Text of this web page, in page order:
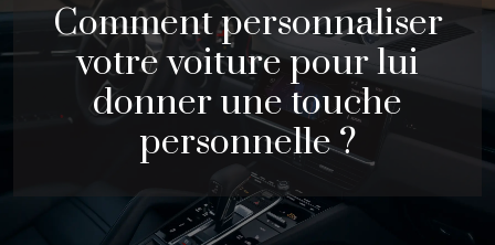
Comment personnaliser
votre voiture pour lui
donner une touche
personnelle ?